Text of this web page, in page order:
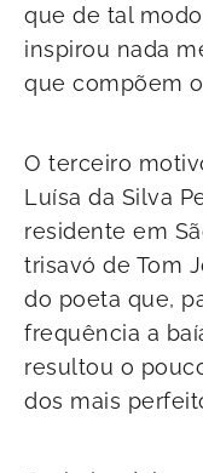
que de tal
inspirou nada
que compõem
O terceiro
Luísa da Silva
residente em
trisavó de Tom
do poeta que,
frequência a
resultou o
dos mais